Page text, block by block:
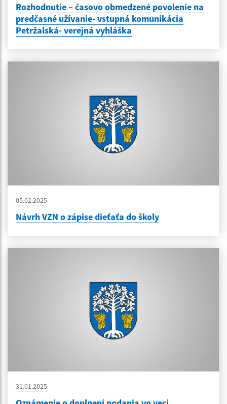
Rozhodnutie – časovo obmedzené povolenie na
predčasné užívanie- vstupná komunikácia
Petržalská- verejná vyhláška
05.02.2025
Návrh VZN o zápise dieťaťa do školy
31.01.2025